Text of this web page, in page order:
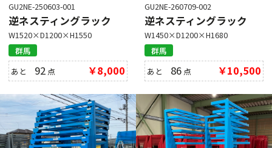
GU2NE-250603-001
逆ネスティングラック
W1520×D1200×H1550
群馬
あと 92 点 ￥8,000
GU2NE-260709-002
逆ネスティングラック
W1450×D1200×H1680
群馬
あと 86 点 ￥10,500